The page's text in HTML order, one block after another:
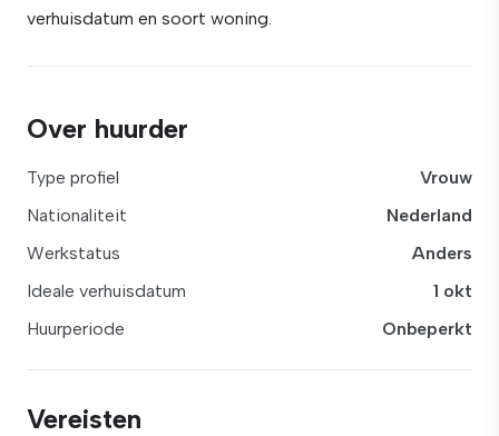
verhuisdatum en soort woning.
Over huurder
Type profiel
Vrouw
Nationaliteit
Nederland
Werkstatus
Anders
Ideale verhuisdatum
1 okt
Huurperiode
Onbeperkt
Vereisten